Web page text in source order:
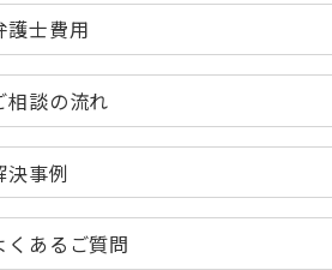
護士費用
相談の流れ
決事例
くあるご質問